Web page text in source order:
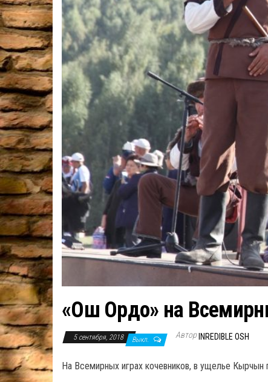
«Ош Ордо» на
5 сентября, 2018 Выкл. Автор INREDIBLE OSH
На Всемирных играх кочевников, в ущелье